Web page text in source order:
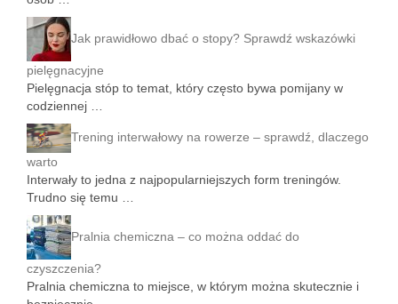
Jak prawidłowo dbać o stopy? Sprawdź wskazówki
pielęgnacyjne
Pielęgnacja stóp to temat, który często bywa pomijany w
codziennej …
Trening interwałowy na rowerze – sprawdź, dlaczego
warto
Interwały to jedna z najpopularniejszych form treningów.
Trudno się temu …
Pralnia chemiczna – co można oddać do
czyszczenia?
Pralnia chemiczna to miejsce, w którym można skutecznie i